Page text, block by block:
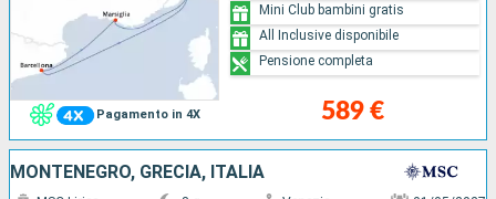
Pagamento in 4X 589 €
Mini Club bambini gratis
All Inclusive disponibile
Pensione completa
MONTENEGRO, GRECIA, ITALIA